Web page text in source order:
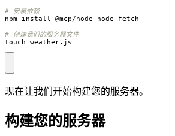
# 安装依赖
# 创建我们的服务器文件
touch weather.js
现在让我们开始构建您的服务器。
构建您的服务器